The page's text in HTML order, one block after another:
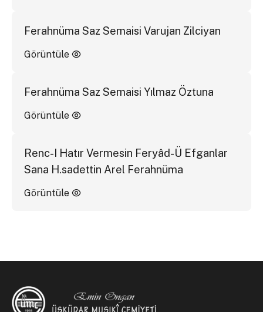
Ferahnüma Saz Semaisi Varujan Zilciyan
Görüntüle
Ferahnüma Saz Semaisi Yılmaz Öztuna
Görüntüle
Renc-I Hatır Vermesin Feryâd-Ü Efganlar
Sana H.sadettin Arel Ferahnüma
Görüntüle